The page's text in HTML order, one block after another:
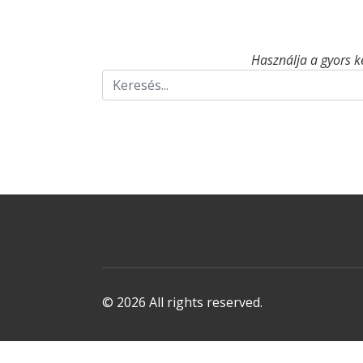
Használja a gyors
© 2026 All rights reserved.